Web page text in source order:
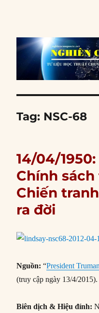
Tag: NSC-68
14/04/
Chính
Chiến
ra đời
Nguồn: “President
(truy cập ngày 13/4/2015).
Biên dịch & Hiệu đính: